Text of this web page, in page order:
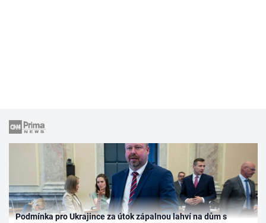
Podmínka pro Ukrajince za útok zápalnou lahví na dům s